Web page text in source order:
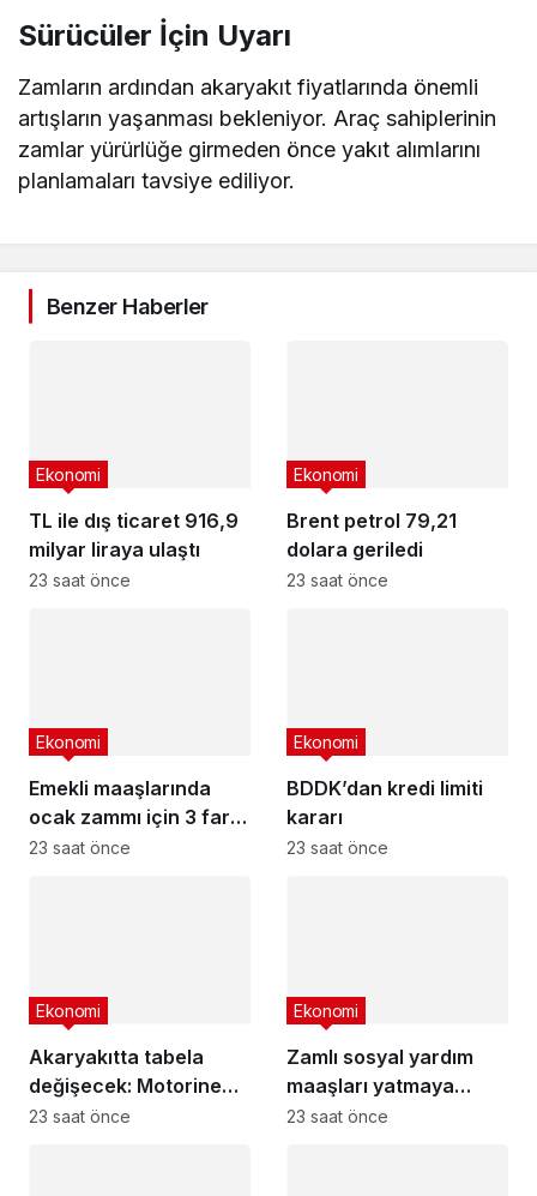
Sürücüler İçin Uyarı
Zamların ardından akaryakıt fiyatlarında önemli
artışların yaşanması bekleniyor. Araç sahiplerinin
zamlar yürürlüğe girmeden önce yakıt alımlarını
planlamaları tavsiye ediliyor.
Benzer Haberler
TL ile dış ticaret 916,9
milyar liraya ulaştı
Ekonomi
23 saat önce
Brent petrol 79,21
dolara geriledi
Ekonomi
23 saat önce
Emekli maaşlarında
ocak zammı için 3 farklı
senaryo
Ekonomi
23 saat önce
BDDK’dan kredi limiti
kararı
Ekonomi
23 saat önce
Akaryakıtta tabela
değişecek: Motorine
üst üste ikinci indirim
Ekonomi
23 saat önce
Zamlı sosyal yardım
maaşları yatmaya
başladı
Ekonomi
23 saat önce